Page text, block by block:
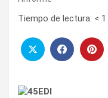
Tiempo de lectura: < 1